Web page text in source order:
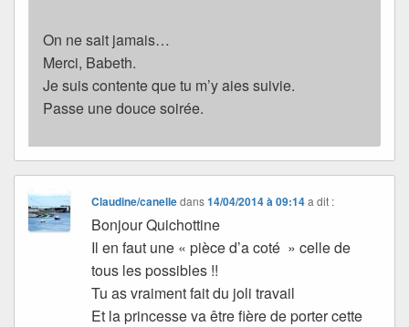
On ne sait jamais…
Merci, Babeth.
Je suis contente que tu m’y aies suivie.
Passe une douce soirée.
Claudine/canelledans14/04/2014 à 09:14 a dit :
Bonjour Quichottine
Il en faut une « pièce d’a coté » celle de
tous les possibles !!
Tu as vraiment fait du joli travail
Et la princesse va être fière de porter cette